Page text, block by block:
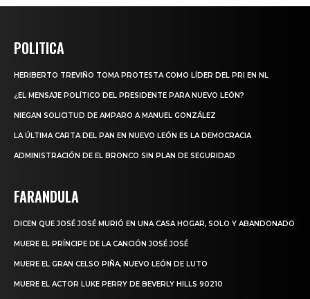
POLITICA
HERIBERTO TREVIÑO TOMA PROTESTA COMO LÍDER DEL PRI EN NL
¿EL MENSAJE POLÍTICO DEL PRESIDENTE PARA NUEVO LEÓN?
NIEGAN SOLICITUD DE AMPARO A MANUEL GONZÁLEZ
LA ÚLTIMA CARTA DEL PAN EN NUEVO LEÓN ES LA DEMOCRACIA
ADMINISTRACIÓN DE EL BRONCO SIN PLAN DE SEGURIDAD
FARANDULA
DICEN QUE JOSÉ JOSÉ MURIÓ EN UNA CASA HOGAR, SOLO Y ABANDONADO
MUERE EL PRÍNCIPE DE LA CANCIÓN JOSÉ JOSÉ
MUERE EL GRAN CELSO PIÑA, NUEVO LEÓN DE LUTO
MUERE EL ACTOR LUKE PERRY DE BEVERLY HILLS 90210